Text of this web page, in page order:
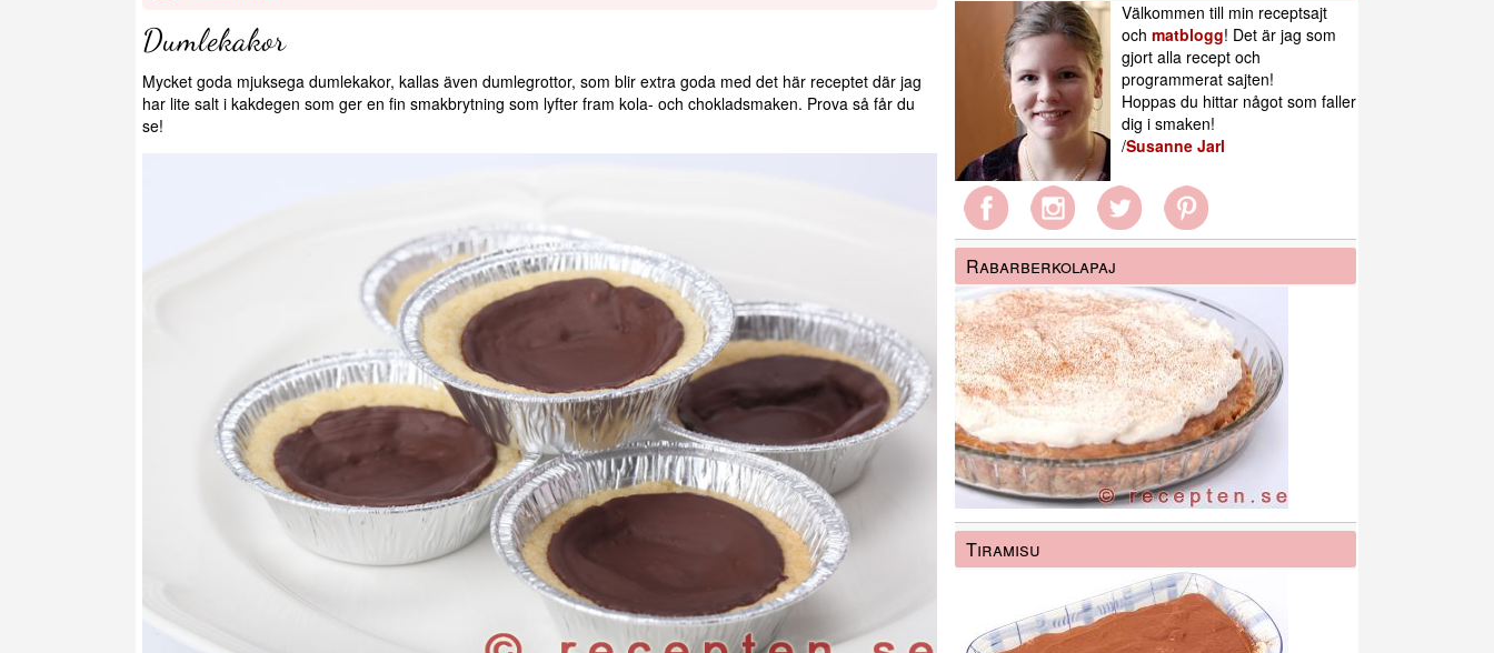
Dumlekakor
Mycket goda mjuksega dumlekakor, kallas även dumlegrottor, som blir extra goda med det här receptet där jag
har lite salt i kakdegen som ger en fin smakbrytning som lyfter fram kola- och chokladsmaken. Prova så får du
se!
Välkommen till min receptsajt
och matblogg! Det är jag som
gjort alla recept och
programmerat sajten!
Hoppas du hittar något som faller
dig i smaken!
/Susanne Jarl
Rabarberkolapaj
Tiramisu